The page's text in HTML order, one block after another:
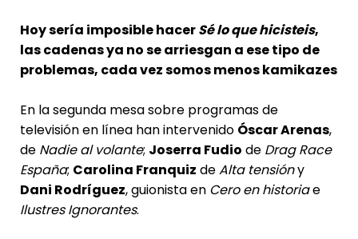
Hoy sería imposible hacerSé lo que hicisteis,
las cadenas ya no se arriesgan a ese tipo de
problemas, cada vez somos menos kamikazes
En la segunda mesa sobre programas de
televisión en línea han intervenido Óscar Arenas,
de Nadie al volante; Joserra Fudio de Drag Race
España; Carolina Franquiz deAlta tensióny
Dani Rodríguez, guionista en Cero en historiae
Ilustres Ignorantes.